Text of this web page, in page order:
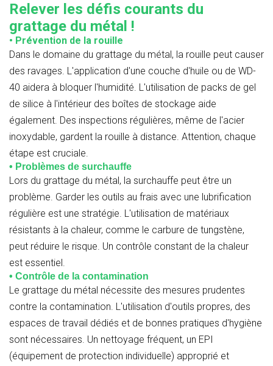
Relever les défis courants du
grattage du métal !
• Prévention de la rouille
Dans le domaine du grattage du métal, la rouille peut causer
des ravages. L'application d'une couche d'huile ou de WD-
40 aidera à bloquer l'humidité. L'utilisation de packs de gel
de silice à l'intérieur des boîtes de stockage aide
également. Des inspections régulières, même de l'acier
inoxydable, gardent la rouille à distance. Attention, chaque
étape est cruciale.
• Problèmes de surchauffe
Lors du grattage du métal, la surchauffe peut être un
problème. Garder les outils au frais avec une lubrification
régulière est une stratégie. L'utilisation de matériaux
résistants à la chaleur, comme le carbure de tungstène,
peut réduire le risque. Un contrôle constant de la chaleur
est essentiel.
• Contrôle de la contamination
Le grattage du métal nécessite des mesures prudentes
contre la contamination. L'utilisation d'outils propres, des
espaces de travail dédiés et de bonnes pratiques d'hygiène
sont nécessaires. Un nettoyage fréquent, un EPI
(équipement de protection individuelle) approprié et